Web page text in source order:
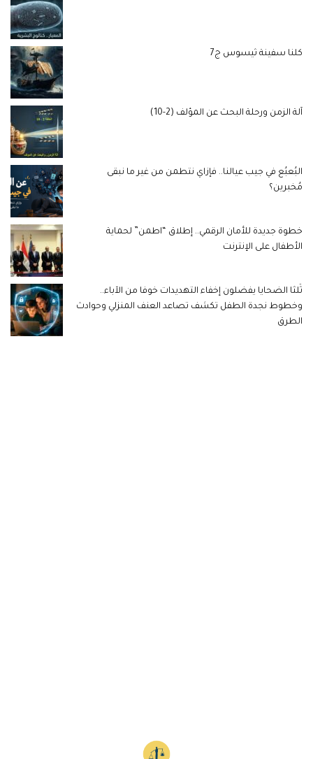
كلنا سفينة ثيسوس ج7
آلة الزمن ورحلة البحث عن المؤلف (2-10)
البُعبُع في جيب عيالنا.. فإزاي نتطمن من غير ما نبقى
مُخبرين؟
خطوة جديدة للأمان الرقمي.. إطلاق “اطمن” لحماية
الأطفال على الإنترنت
ثُلثا الضحايا يفضلون إخفاء التهديدات خوفا من الآباء..
وخطوط نجدة الطفل تكشف تصاعد العنف المنزلي وحوادث
الطرق